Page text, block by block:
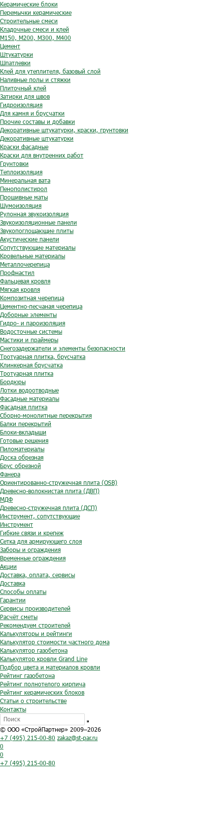
Керамические блоки
Перемычки керамические
Строительные смеси
Кладочные смеси и клей
М150, М200, М300, М400
Цемент
Штукатурки
Шпатлевки
Клей для утеплителя, базовый слой
Наливные полы и стяжки
Плиточный клей
Затирки для швов
Гидроизоляция
Для камня и брусчатки
Прочие составы и добавки
Декоративные штукатурки, краски, грунтовки
Декоративные штукатурки
Краски фасадные
Краски для внутренних работ
Грунтовки
Теплоизоляция
Минеральная вата
Пенополистирол
Прошивные маты
Шумоизоляция
Рулонная звукоизоляция
Звукоизоляционные панели
Звукопоглощающие плиты
Акустические панели
Сопутствующие материалы
Кровельные материалы
Металлочерепица
Профнастил
Фальцевая кровля
Мягкая кровля
Композитная черепица
Цементно-песчаная черепица
Доборные элементы
Гидро- и пароизоляция
Водосточные системы
Мастики и праймеры
Снегозадержатели и элементы безопасности
Тротуарная плитка, брусчатка
Клинкерная брусчатка
Тротуарная плитка
Бордюры
Лотки водоотводные
Фасадные материалы
Фасадная плитка
Сборно-монолитные перекрытия
Балки перекрытий
Блоки-вкладыши
Готовые решения
Пиломатериалы
Доска обрезная
Брус обрезной
Фанера
Ориентированно-стружечная плита (OSB)
Древесно-волокнистая плита (ДВП)
МДФ
Древесно-стружечная плита (ДСП)
Инструмент, сопутствующие
Инструмент
Гибкие связи и крепеж
Сетка для армирующего слоя
Заборы и ограждения
Временные ограждения
Акции
Доставка, оплата, сервисы
Доставка
Способы оплаты
Гарантии
Сервисы производителей
Расчёт сметы
Рекомендуем строителей
Калькуляторы и рейтинги
Калькулятор стоимости частного дома
Калькулятор газобетона
Калькулятор кровли Grand Line
Подбор цвета и материалов кровли
Рейтинг газобетона
Рейтинг полнотелого кирпича
Рейтинг керамических блоков
Статьи о строительстве
Контакты
© ООО «СтройПартнер» 2009–2026
+7 (495) 215-00-80 zakaz@st-par.ru
0
0
+7 (495) 215-00-80